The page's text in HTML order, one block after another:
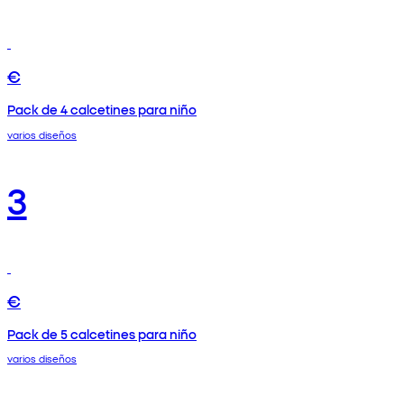
€
Pack de 4 calcetines para niño
varios diseños
3
€
Pack de 5 calcetines para niño
varios diseños